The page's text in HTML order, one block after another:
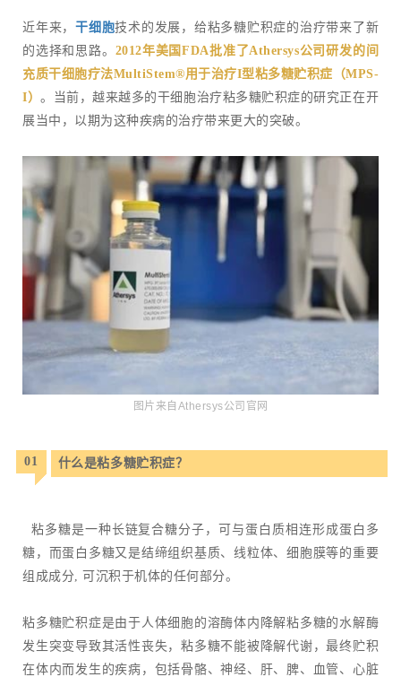
近年来， 干细胞技术的发展，给粘多糖贮积症的治疗带来了新
的选择和思路。 2012年美国FDA批准 了Athersys公司研发的间
充质干细胞疗法MultiStem®用于治疗I型粘多糖贮积症（MPS-
I）。当前，越来越多的干细胞治疗粘多糖贮积症的研究正在开
展当中，以期为这种疾病的治疗带来更大的突破。
图片来自 Athersys公司官网
01 什么是粘多糖贮积症？
粘多糖是一种长链复合糖分子，可与蛋白质相连形成蛋白多
糖，而蛋白多糖又是结缔组织基质、线粒体、细胞膜等的重要
组成成分, 可沉积于机体的任何部分。
粘多糖贮积症是由于人体细胞的溶酶体内降解粘多糖的水解酶
发生突变导致其活性丧失，粘多糖不能被降解代谢，最终贮积
在体内而发生的疾病，包括骨骼、神经、肝、脾、血管、心脏